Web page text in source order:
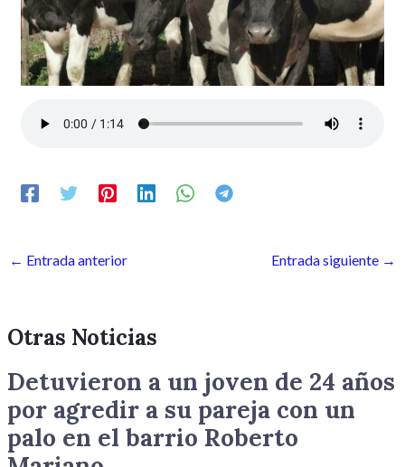
← Entrada anterior Entrada siguiente →
Otras Noticias
Detuvieron a un joven de 24 años
por agredir a su pareja con un
palo en el barrio Roberto